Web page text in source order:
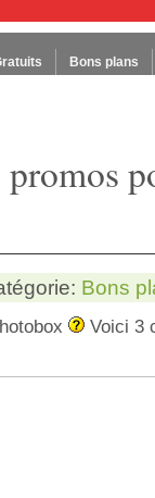
Bons plans
Bons
Voici 3